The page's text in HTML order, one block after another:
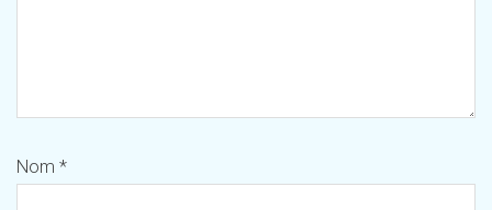
Nom *